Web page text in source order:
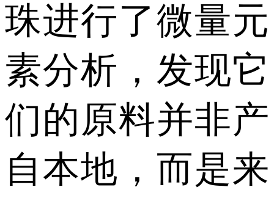
珠进行了微量元
素分析，发现它
们的原料并非产
自本地，而是来